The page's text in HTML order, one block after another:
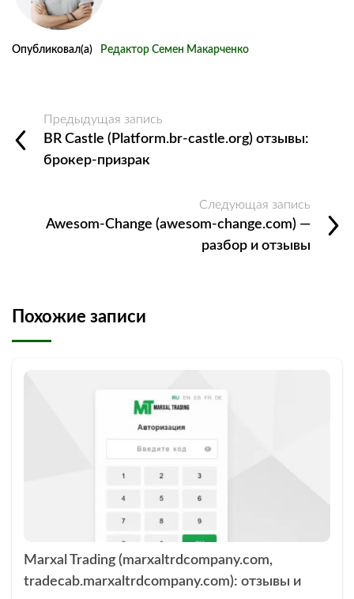
Опубликовал(а) Редактор Семен Макарченко
Предыдущая запись
BR Castle (Platform.br-castle.org) отзывы:
брокер-призрак
Следующая запись
Awesom-Change (awesom-change.com) —
разбор и отзывы
Похожие записи
Marxal Trading (marxaltrdcompany.com,
tradecab.marxaltrdcompany.com): отзывы и